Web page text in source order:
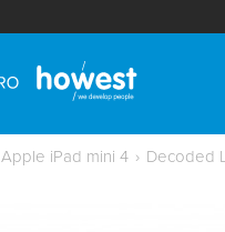
Apple iPad mini 4 › Decoded